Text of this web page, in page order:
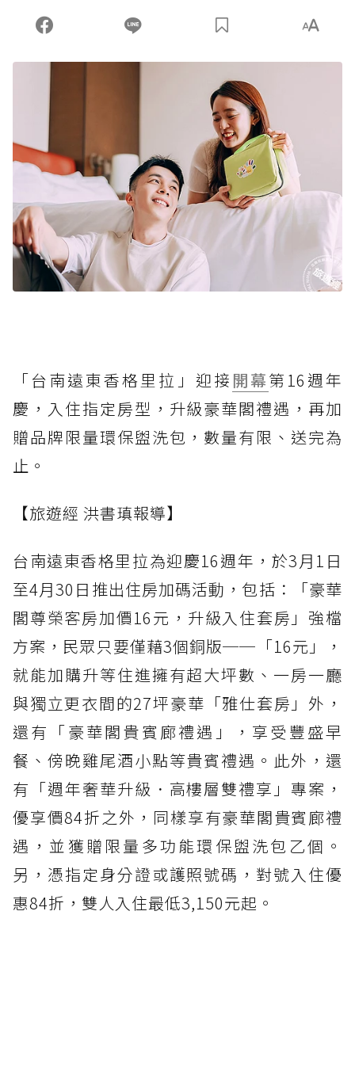
「台南遠東香格里拉」迎接 開幕第16週年
慶，入住指定房型，升級豪華閣禮遇，再加
贈品牌限量環保盥洗包，數量有限、送完為
止。
【旅遊經 洪書瑱報導】
台南遠東香格里拉為迎慶16週年，於3月1日
至4月30日推出住房加碼活動，包括：「豪華
閣尊榮客房加價16元，升級入住套房」強檔
方案，民眾只要僅藉3個銅版──「16元」，
就能加購升等住進擁有超大坪數、一房一廳
與獨立更衣間的27坪豪華「雅仕套房」外，
還有「豪華閣貴賓廊禮遇」，享受豐盛早
餐、傍晚雞尾酒小點等貴賓禮遇。此外，還
有「週年奢華升級．高樓層雙禮享」專案，
優享價84折之外，同樣享有豪華閣貴賓廊禮
遇，並獲贈限量多功能環保盥洗包乙個。
另，憑指定身分證或護照號碼，對號入住優
惠84折，雙人入住最低3,150元起。